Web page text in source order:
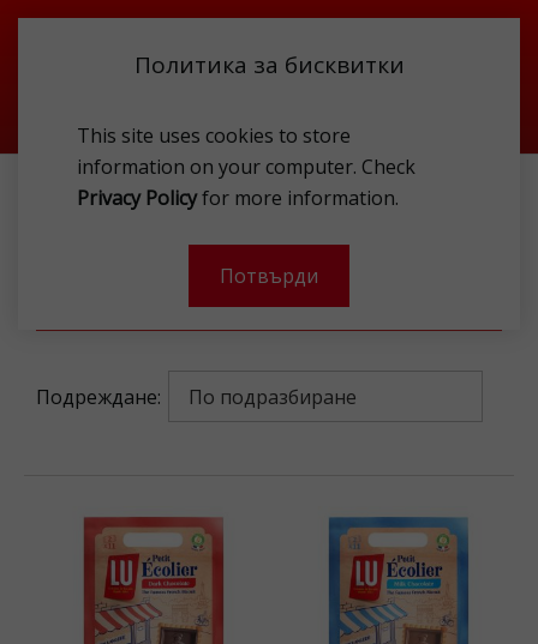
Политика за бисквитки
This site uses cookies to store
information on your computer. Check
Privacy Policyfor more information.
Потвърди
Подреждане: